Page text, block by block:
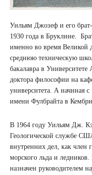
Уильям Джозеф и его
1930 года в Бруклине.
именно во время Великой
среднюю техническую
бакалавра в Университете
доктора философии на
университета. А начиная
имени Фулбрайта в
В 1964 году Уильям Дж.
Геологической службе
внутренних дел, как член
морского льда и
назначен руководителем